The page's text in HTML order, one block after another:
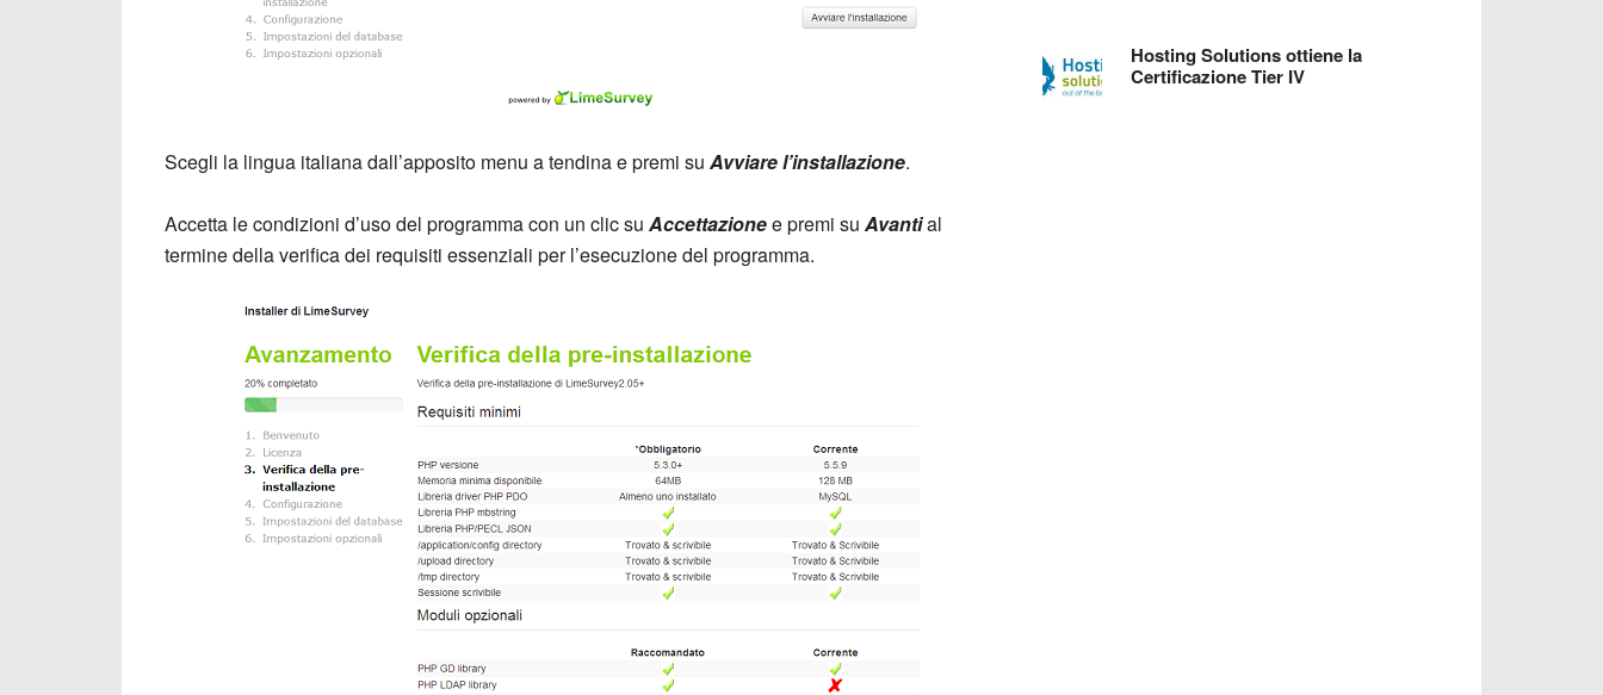
Scegli la lingua italiana dall’apposito menu a tendina e premi su Avviare l’installazione.
Accetta le condizioni d’uso del programma con un clic su Accettazionee premi su Avantial
termine della verifica dei requisiti essenziali per l’esecuzione del programma.
Hosting Solutions ottiene la
Certificazione Tier IV